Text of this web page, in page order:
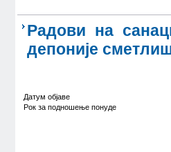
Радови на
депоније
Датум објаве
Рок за подношење понуде